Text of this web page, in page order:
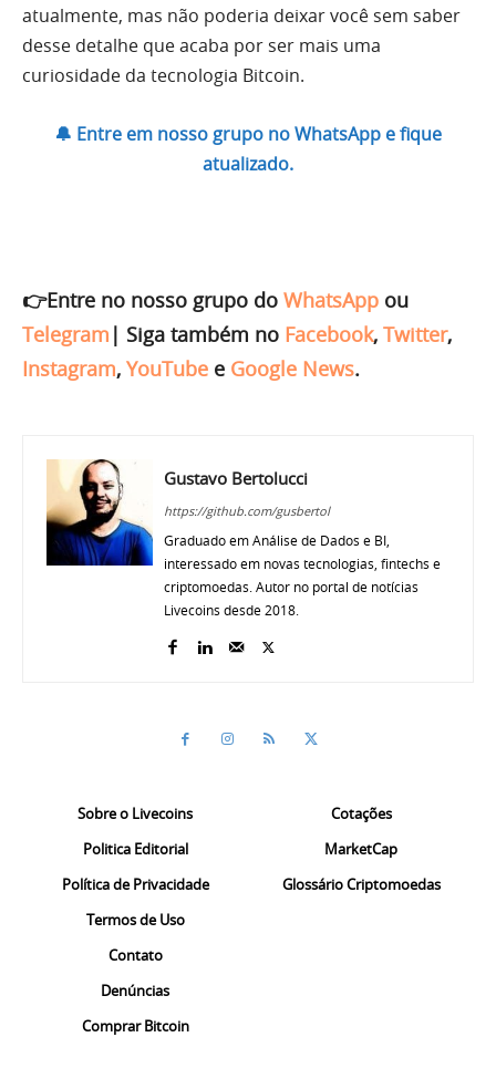
atualmente, mas não poderia deixar você sem saber
desse detalhe que acaba por ser mais uma
curiosidade da tecnologia Bitcoin.
🔔 Entre em nosso grupo no WhatsApp e fique
atualizado.
👉Entre no nosso grupo do WhatsApp ou
Telegram | Siga também no Facebook, Twitter,
Instagram, YouTube e Google News.
Gustavo Bertolucci
https://github.com/gusbertol
Graduado em Análise de Dados e BI,
interessado em novas tecnologias, fintechs e
criptomoedas. Autor no portal de notícias
Livecoins desde 2018.
Sobre o Livecoins
Politica Editorial
Política de Privacidade
Termos de Uso
Contato
Denúncias
Comprar Bitcoin
Cotações
MarketCap
Glossário Criptomoedas